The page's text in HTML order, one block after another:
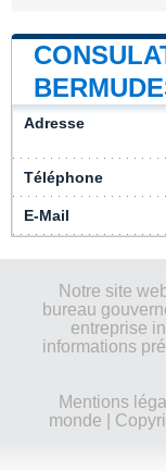
Adresse
Téléphone
E-Mail
Notre site
bureau
entreprise
informations
Mentions
monde |